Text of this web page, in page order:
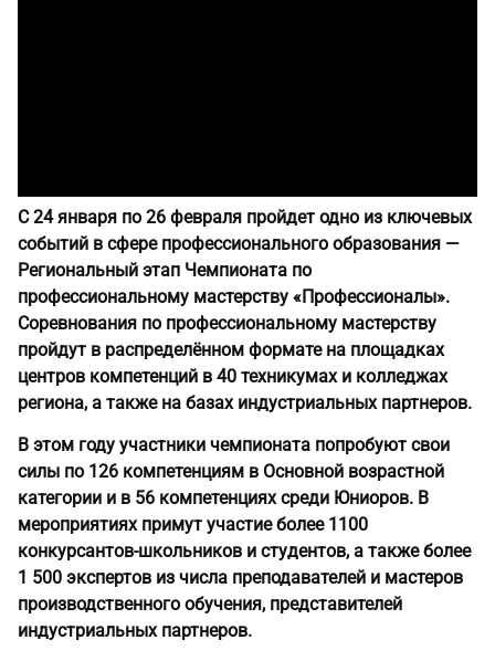
С 24 января по 26 февраля пройдет одно из ключевых
событий в сфере профессионального образования —
Региональный этап Чемпионата по
профессиональному мастерству «Профессионалы».
Соревнования по профессиональному мастерству
пройдут в распределённом формате на площадках
центров компетенций в 40 техникумах и колледжах
региона, а также на базах индустриальных партнеров.
В этом году участники чемпионата попробуют свои
силы по 126 компетенциям в Основной возрастной
категории и в 56 компетенциях среди Юниоров. В
мероприятиях примут участие более 1100
конкурсантов-школьников и студентов, а также более
1 500 экспертов из числа преподавателей и мастеров
производственного обучения, представителей
индустриальных партнеров.